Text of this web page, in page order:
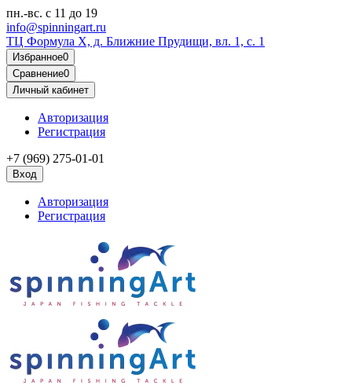
пн.-вс. с 11 до 19
info@spinningart.ru
ТЦ Формула X, д. Ближние Прудищи, вл. 1, с. 1
Избранное0
Сравнение0
Личный кабинет
Авторизация
Регистрация
+7 (969) 275-01-01
Вход
Авторизация
Регистрация